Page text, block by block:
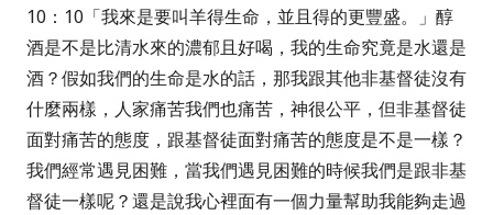
10 ： 10 「我來是要叫羊得生命，並且得的更豐盛。」 醇
酒是不是比清水來的濃郁且好喝，我的生命究竟是水還是
酒？假如我們的生命是水的話，那我跟其他非基督徒沒有
什麼兩樣，人家痛苦我們也痛苦，神很公平，但非基督徒
面對痛苦的態度，跟基督徒面對痛苦的態度是不是一樣？
我們經常遇見困難，當我們遇見困難的時候我們是跟非基
督徒一樣呢？還是說我心裡面有一個力量幫助我能夠走過